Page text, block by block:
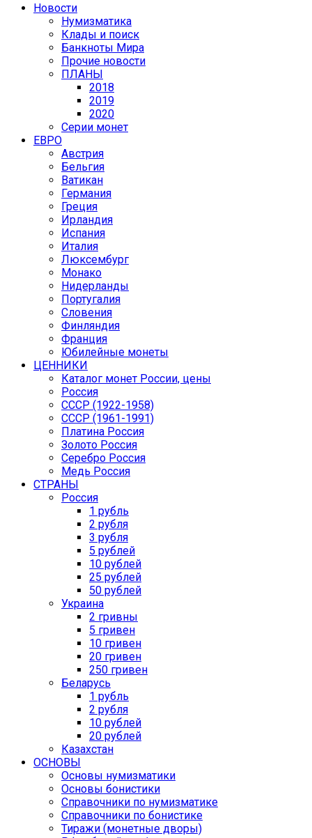
Новости
Нумизматика
Клады и поиск
Банкноты Мира
Прочие новости
ПЛАНЫ
2018
2019
2020
Серии монет
ЕВРО
Австрия
Бельгия
Ватикан
Германия
Греция
Ирландия
Испания
Италия
Люксембург
Монако
Нидерланды
Португалия
Словения
Финляндия
Франция
Юбилейные монеты
ЦЕННИКИ
Каталог монет России, цены
Россия
СССР (1922-1958)
CCCР (1961-1991)
Платина Россия
Золото Россия
Серебро Россия
Медь Россия
СТРАНЫ
Россия
1 рубль
2 рубля
3 рубля
5 рублей
10 рублей
25 рублей
50 рублей
Украина
2 гривны
5 гривен
10 гривен
20 гривен
250 гривен
Беларусь
1 рубль
2 рубля
10 рублей
20 рублей
Казахстан
ОСНОВЫ
Основы нумизматики
Основы бонистики
Справочники по нумизматике
Справочники по бонистике
Тиражи (монетные дворы)